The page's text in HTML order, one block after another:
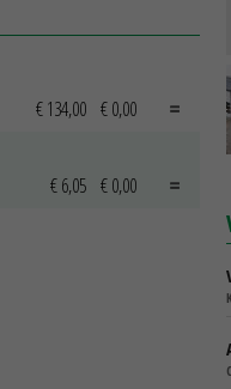
€ 134,00 € 0,00
€ 6,05 € 0,00